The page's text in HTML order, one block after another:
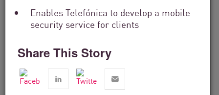
Enables Telefónica to develop a mobile
security service for clients
Share This Story